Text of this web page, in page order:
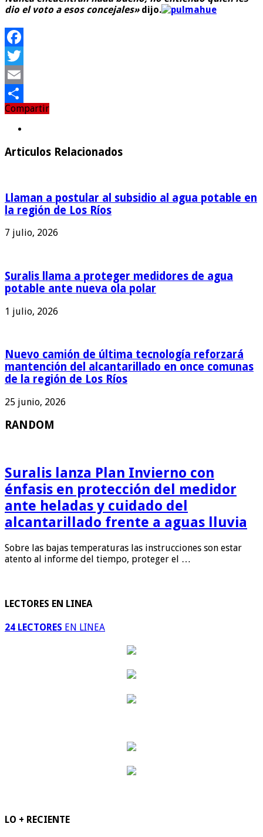
dio el voto a esos concejales»dijo.
Facebook
Twitter
Email
Compartir
Compartir
Articulos Relacionados
Llaman a postular al subsidio al agua potable en
la región de Los Ríos
7 julio, 2026
Suralis llama a proteger medidores de agua
potable ante nueva ola polar
1 julio, 2026
Nuevo camión de última tecnología reforzará
mantención del alcantarillado en once comunas
de la región de Los Ríos
25 junio, 2026
RANDOM
Suralis lanza Plan Invierno con
énfasis en protección del medidor
ante heladas y cuidado del
alcantarillado frente a aguas lluvia
Sobre las bajas temperaturas las instrucciones son estar
atento al informe del tiempo, proteger el …
LECTORES EN LINEA
24 LECTORES EN LINEA
LO + RECIENTE